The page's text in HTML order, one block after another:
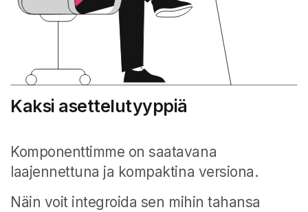
Kaksi asettelutyyppiä
Komponenttimme on saatavana
laajennettuna ja kompaktina versiona.
Näin voit integroida sen mihin tahansa